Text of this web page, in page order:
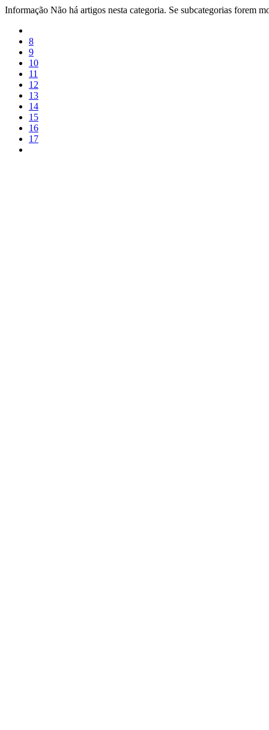
Informação Não há artigos nesta categoria. Se subcategorias forem
8
9
10
11
12
13
14
15
16
17